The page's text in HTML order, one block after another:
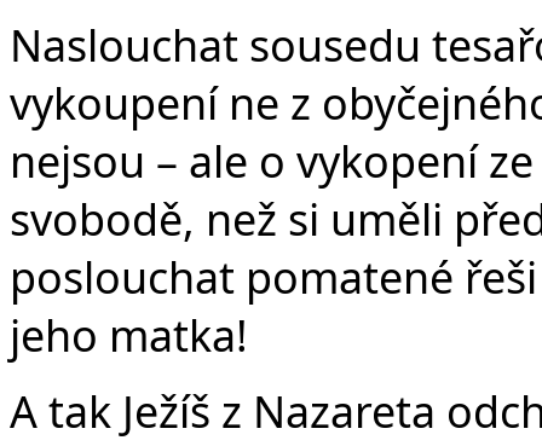
Naslouchat sousedu
vykoupení ne z
nejsou – ale o vykopení
svobodě, než si uměli
poslouchat pomatené
jeho matka!
A tak Ježíš z Nazareta